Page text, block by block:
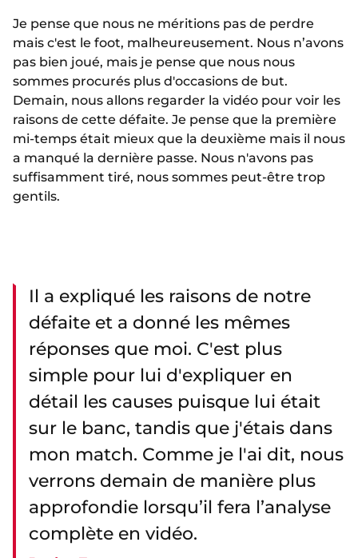
Je pense que nous ne méritions pas de perdre
mais c'est le foot, malheureusement. Nous n’avons
pas bien joué, mais je pense que nous nous
sommes procurés plus d'occasions de but.
Demain, nous allons regarder la vidéo pour voir les
raisons de cette défaite. Je pense que la première
mi-temps était mieux que la deuxième mais il nous
a manqué la dernière passe. Nous n'avons pas
suffisamment tiré, nous sommes peut-être trop
gentils.
Il a expliqué les raisons de notre
défaite et a donné les mêmes
réponses que moi. C'est plus
simple pour lui d'expliquer en
détail les causes puisque lui était
sur le banc, tandis que j'étais dans
mon match. Comme je l'ai dit, nous
verrons demain de manière plus
approfondie lorsqu’il fera l’analyse
complète en vidéo.